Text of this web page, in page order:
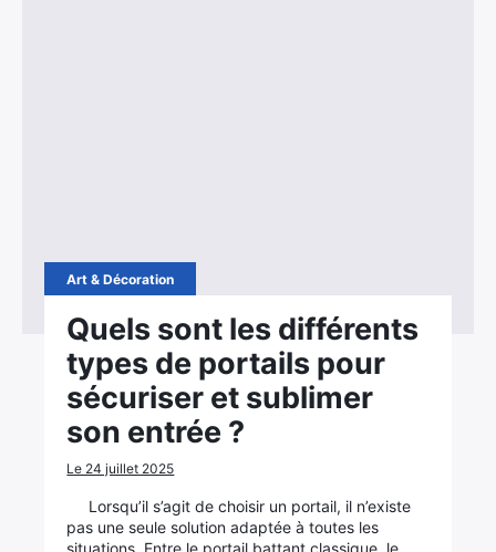
Art & Décoration
Quels sont les différents
types de portails pour
sécuriser et sublimer
son entrée ?
Le 24 juillet 2025
Lorsqu’il s’agit de choisir un portail, il n’existe
pas une seule solution adaptée à toutes les
situations. Entre le portail battant classique, le